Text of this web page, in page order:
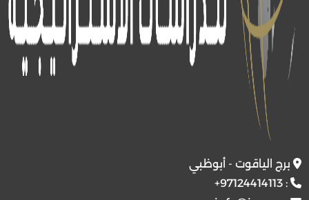
برج الياقوت - أبوظبي
:
+97124414113